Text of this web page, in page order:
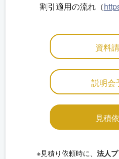
割引適用の流れ（
資料
説明会
見積
※見積り依頼時に、 法人